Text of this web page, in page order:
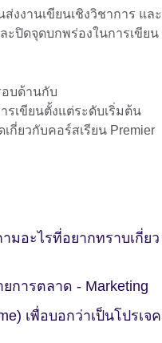
งงานเขียนเชิงวิชาการ และ
ปิดจุดบกพร่องในการเขียน
บด้านกับ
รเขียนตั้งแต่ระดับเริ่มต้น
กี่ยวกับคอร์สเรียน Premier
มอะไรที่อยากทราบเกี่ยว
ารตลาด - Marketing
เพื่อบอกว่าเป็นโปรเจค